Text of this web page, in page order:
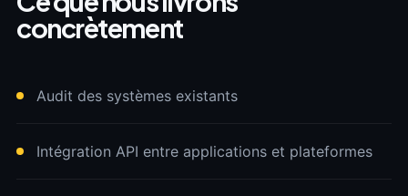
concrètement
Audit des systèmes existants
Intégration API entre applications et plateformes